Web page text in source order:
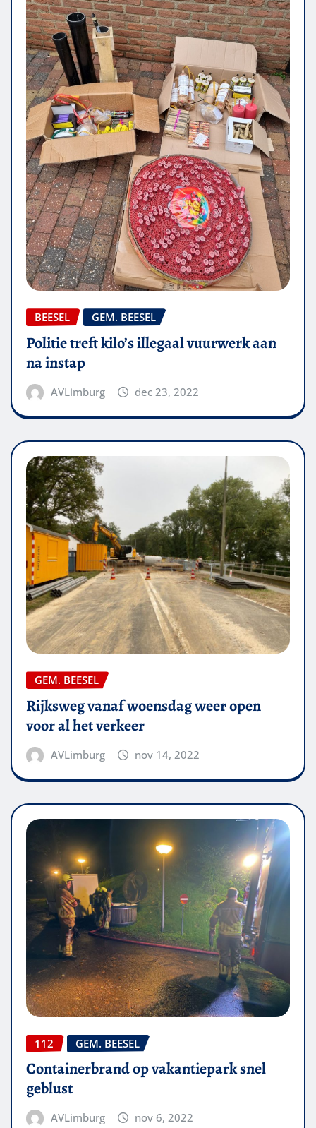
BEESEL GEM. BEESEL
Politie treft kilo’s illegaal vuurwerk aan
na instap
AVLimburg dec 23, 2022
GEM. BEESEL
Rijksweg vanaf woensdag weer open
voor al het verkeer
AVLimburg nov 14, 2022
112 GEM. BEESEL
Containerbrand op vakantiepark snel
geblust
AVLimburg nov 6, 2022